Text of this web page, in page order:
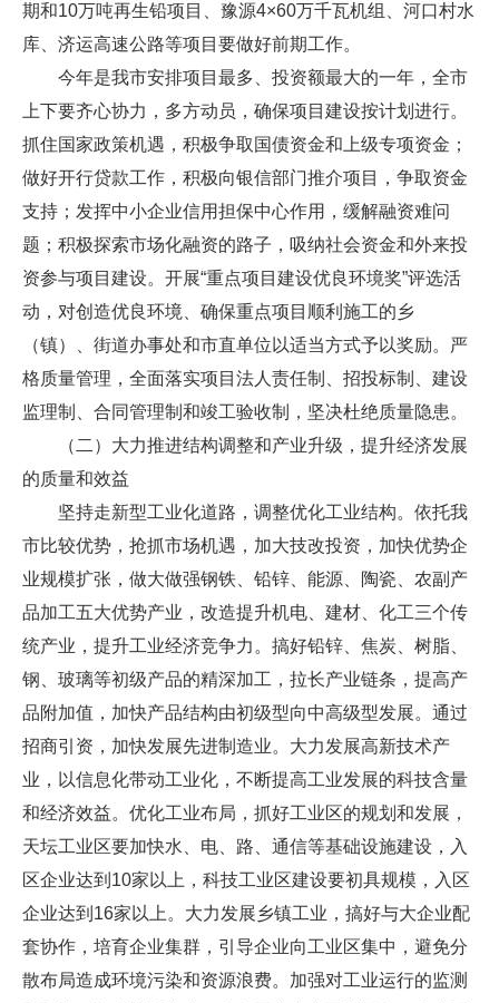
期和10万吨再生铅项目、豫源4×60万千瓦机组、河口村水
库、济运高速公路等项目要做好前期工作。
今年是我市安排项目最多、投资额最大的一年，全市
上下要齐心协力，多方动员，确保项目建设按计划进行。
抓住国家政策机遇，积极争取国债资金和上级专项资金；
做好开行贷款工作，积极向银信部门推介项目，争取资金
支持；发挥中小企业信用担保中心作用，缓解融资难问
题；积极探索市场化融资的路子，吸纳社会资金和外来投
资参与项目建设。开展“重点项目建设优良环境奖”评选活
动，对创造优良环境、确保重点项目顺利施工的乡
（镇）、街道办事处和市直单位以适当方式予以奖励。严
格质量管理，全面落实项目法人责任制、招投标制、建设
监理制、合同管理制和竣工验收制，坚决杜绝质量隐患。
（二）大力推进结构调整和产业升级，提升经济发展
的质量和效益
坚持走新型工业化道路，调整优化工业结构。依托我
市比较优势，抢抓市场机遇，加大技改投资，加快优势企
业规模扩张，做大做强钢铁、铅锌、能源、陶瓷、农副产
品加工五大优势产业，改造提升机电、建材、化工三个传
统产业，提升工业经济竞争力。搞好铅锌、焦炭、树脂、
钢、玻璃等初级产品的精深加工，拉长产业链条，提高产
品附加值，加快产品结构由初级型向中高级型发展。通过
招商引资，加快发展先进制造业。大力发展高新技术产
业，以信息化带动工业化，不断提高工业发展的科技含量
和经济效益。优化工业布局，抓好工业区的规划和发展，
天坛工业区要加快水、电、路、通信等基础设施建设，入
区企业达到10家以上，科技工业区建设要初具规模，入区
企业达到16家以上。大力发展乡镇工业，搞好与大企业配
套协作，培育企业集群，引导企业向工业区集中，避免分
散布局造成环境污染和资源浪费。加强对工业运行的监测